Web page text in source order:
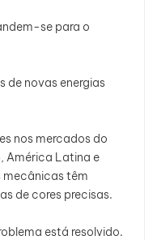
se para o
de novas energias
nos mercados do
América Latina e
mecânicas têm
de cores precisas.
está resolvido.